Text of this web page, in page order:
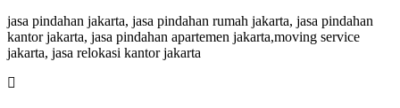
jasa pindahan jakarta, jasa pindahan rumah jakarta, jasa pindahan
kantor jakarta, jasa pindahan apartemen jakarta,moving service
jakarta, jasa relokasi kantor jakarta